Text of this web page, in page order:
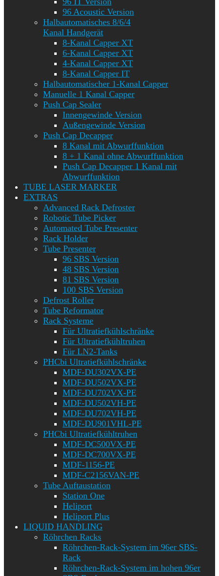
96 Acoustic Version
Halbautomatisches 8/6/4
Kanal Handgerät
8-Kanal Capper XT
6-Kanal Capper XT
4-Kanal Capper XT
8-Kanal Capper IT
Halbautomatischer 1-Kanal Capper
Manuelle 1 Kanal Capper
Push Cap Sealer
Innengewinde Version
Außengewinde Version
Push Cap Decapper
8 Kanal mit Abwurffunktion
8 + 1 Kanal ohne Abwurffunktion
Push Cap Decapper 1 Kanal mit
Abwurffunktion
TUBE LASER MARKER
EXTRAS
Advanced Rack Defroster
Robotic Tube Picker
Automated Tube Presenter
Rack Holder
Tube Presenter
96 SBS Version
48 SBS Version
81 SBS Version
100 SBS Version
Defrost Roller
Tube Reformator
Rack Systeme
Für Ultratiefkühlschränke
Für Ultratiefkühltruhen
Für LN2-Tanks
PHCbi Ultratiefkühlschränke
MDF-DU302VX-PE
MDF-DU502VX-PE
MDF-DU702VX-PE
MDF-DU502VH-PE
MDF-DU702VH-PE
MDF-DU901VHL-PE
PHCbi Ultratiefkühltruhen
MDF-DC500VX-PE
MDF-DC700VX-PE
MDF-1156-PE
MDF-C2156VAN-PE
Tube Auftaustation
Station One
Heliport
Heliport Plus
LIQUID HANDLING
Röhrchen Racks
Röhrchen-Rack-System im 96er SBS-
Rack
Röhrchen-Rack-System im hohen 96er